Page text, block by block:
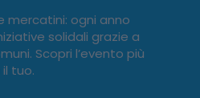
mercatini: ogni anno
solidali grazie a
Scopri l’evento più
tuo.